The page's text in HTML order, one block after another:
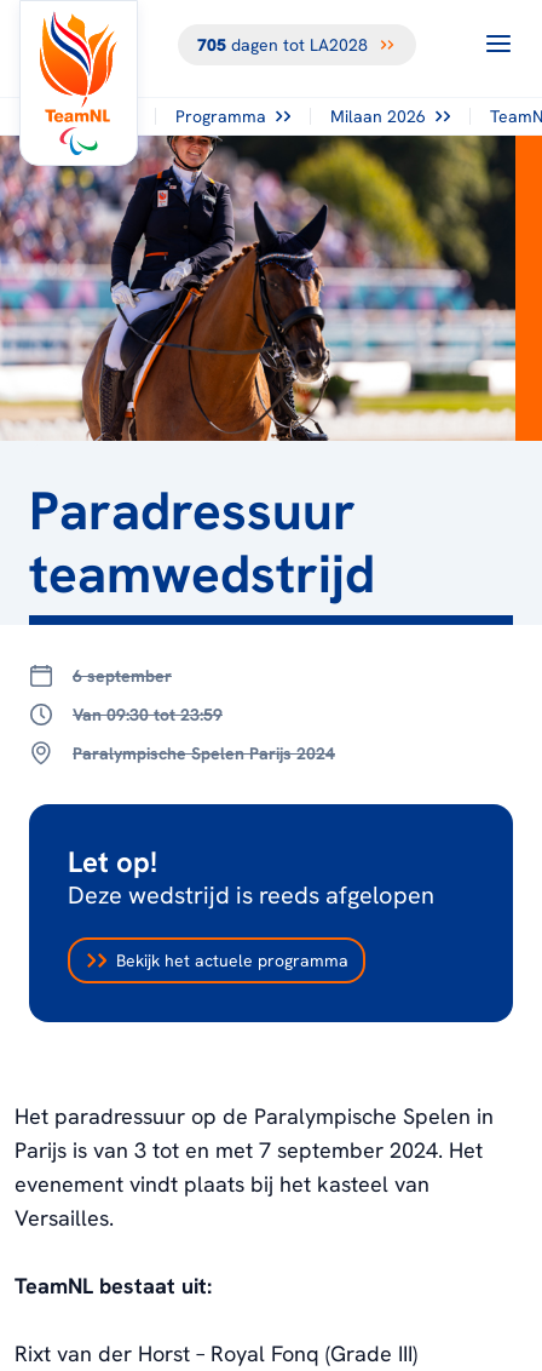
705dagen tot LA2028
Programma Milaan 2026
Paradressuur
teamwedstrijd
6 september
Van 09:30 tot 23:59
Paralympische Spelen Parijs 2024
Let op!
Deze wedstrijd is reeds afgelopen
Bekijk het actuele programma
TERUG NAAR
OVERZICHT
Het paradressuur op de Paralympische Spelen in
Parijs is van 3 tot en met 7 september 2024. Het
evenement vindt plaats bij het kasteel van
Versailles.
TeamNL bestaat uit:
Rixt van der Horst – Royal Fonq (Grade III)